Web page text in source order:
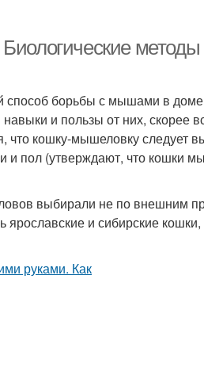
борьбы с мышами в
и пользы от них, скорее
что кошку-мышеловку следует
и пол (утверждают, что кошки
выбирали не по внешним
и сибирские кошки,